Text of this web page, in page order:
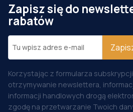
Zapisz się do
rabatów
Korzystając z formularza
otrzymywanie newslettera,
informacji handlowych drogą
zgodę na przetwarzanie Twoich